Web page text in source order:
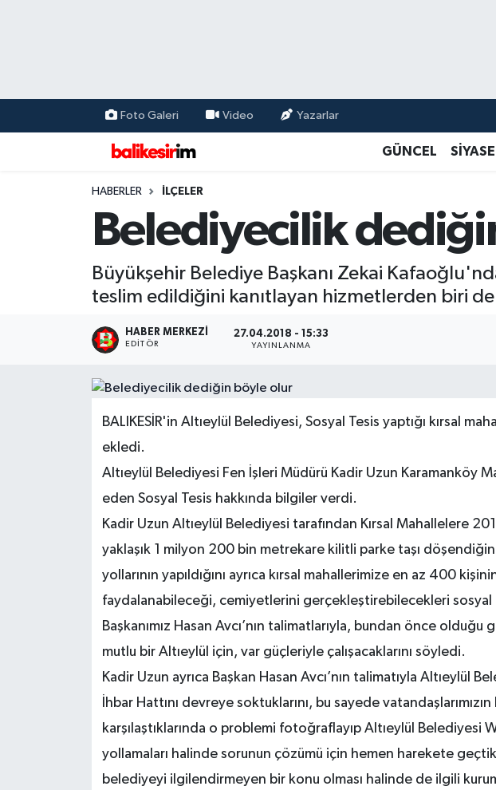
Foto Galeri Video Yazarlar
GÜNCEL
HABERLER İLÇELER
Belediyecilik
Büyükşehir Belediye Başkanı Zekai
teslim edildiğini kanıtlayan hizmetlerden biri
HABER MERKEZI
EDITÖR
27.04.2018 - 15:33
YAYINLANMA
BALIKESİR'in Altıeylül Belediyesi, Sosyal Tesis yaptığı kırsal
ekledi.
Altıeylül Belediyesi Fen İşleri Müdürü Kadir Uzun Karamanköy
eden Sosyal Tesis hakkında bilgiler verdi.
Kadir Uzun Altıeylül Belediyesi tarafından Kırsal Mahallelere
yaklaşık 1 milyon 200 bin metrekare kilitli parke taşı
yollarının yapıldığını ayrıca kırsal mahallerimize en az 400
faydalanabileceği, cemiyetlerini gerçekleştirebilecekleri sosyal
Başkanımız Hasan Avcı’nın talimatlarıyla, bundan önce
mutlu bir Altıeylül için, var güçleriyle çalışacaklarını söyledi.
Kadir Uzun ayrıca Başkan Hasan Avcı’nın talimatıyla Altıeylül
İhbar Hattını devreye soktuklarını, bu sayede
karşılaştıklarında o problemi fotoğraflayıp Altıeylül Belediyesi
yollamaları halinde sorunun çözümü için hemen harekete
belediyeyi ilgilendirmeyen bir konu olması halinde de ilgili